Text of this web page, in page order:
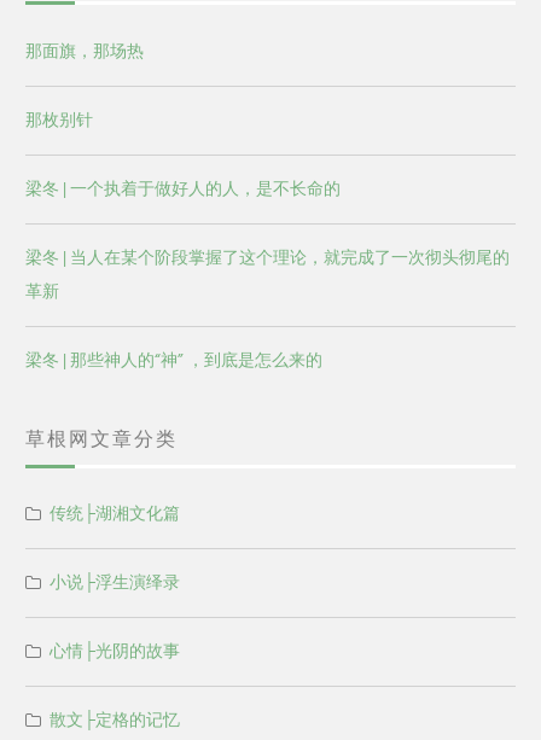
那面旗，那场热
那枚别针
梁冬 | 一个执着于做好人的人，是不长命的
梁冬 | 当人在某个阶段掌握了这个理论，就完成了一次彻头彻尾的
革新
梁冬 | 那些神人的“神” ，到底是怎么来的
草根网文章分类
传统├湖湘文化篇
小说├浮生演绎录
心情├光阴的故事
散文├定格的记忆